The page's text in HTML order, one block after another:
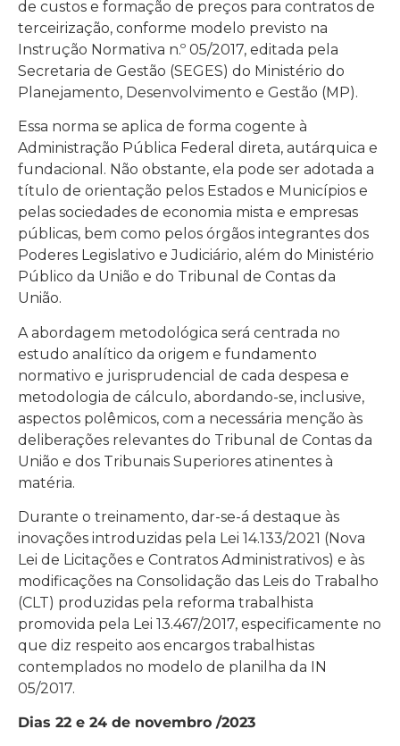
de custos e formação de preços para contratos de
terceirização, conforme modelo previsto na
Instrução Normativa n.º 05/2017, editada pela
Secretaria de Gestão (SEGES) do Ministério do
Planejamento, Desenvolvimento e Gestão (MP).
Essa norma se aplica de forma cogente à
Administração Pública Federal direta, autárquica e
fundacional. Não obstante, ela pode ser adotada a
título de orientação pelos Estados e Municípios e
pelas sociedades de economia mista e empresas
públicas, bem como pelos órgãos integrantes dos
Poderes Legislativo e Judiciário, além do Ministério
Público da União e do Tribunal de Contas da
União.
A abordagem metodológica será centrada no
estudo analítico da origem e fundamento
normativo e jurisprudencial de cada despesa e
metodologia de cálculo, abordando-se, inclusive,
aspectos polêmicos, com a necessária menção às
deliberações relevantes do Tribunal de Contas da
União e dos Tribunais Superiores atinentes à
matéria.
Durante o treinamento, dar-se-á destaque às
inovações introduzidas pela Lei 14.133/2021 (Nova
Lei de Licitações e Contratos Administrativos) e às
modificações na Consolidação das Leis do Trabalho
(CLT) produzidas pela reforma trabalhista
promovida pela Lei 13.467/2017, especificamente no
que diz respeito aos encargos trabalhistas
contemplados no modelo de planilha da IN
05/2017.
Dias 22 e 24 de novembro /2023